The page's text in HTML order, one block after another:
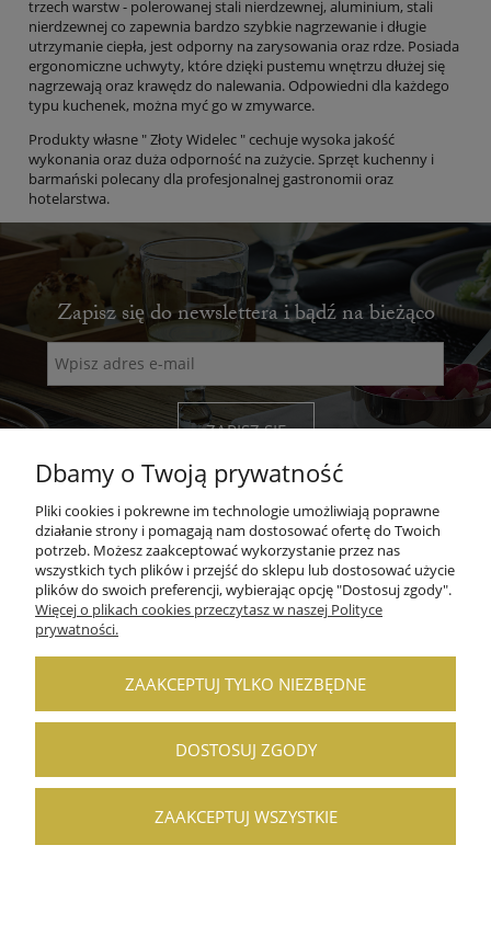
trzech warstw - polerowanej stali nierdzewnej, aluminium, stali
nierdzewnej co zapewnia bardzo szybkie nagrzewanie i długie
utrzymanie ciepła, jest odporny na zarysowania oraz rdze. Posiada
ergonomiczne uchwyty, które dzięki pustemu wnętrzu dłużej się
nagrzewają oraz krawędz do nalewania. Odpowiedni dla każdego
typu kuchenek, można myć go w zmywarce.
Produkty własne " Złoty Widelec " cechuje wysoka jakość
wykonania oraz duża odporność na zużycie. Sprzęt kuchenny i
barmański polecany dla profesjonalnej gastronomii oraz
hotelarstwa.
Zapisz się do newslettera i bądź na bieżąco
ZAPISZ SIĘ
POMOC
PŁATNOŚCI I DOSTAWA
INFORMACJE
O NAS
Dbamy o Twoją prywatność
Pliki cookies i pokrewne im technologie umożliwiają poprawne
działanie strony i pomagają nam dostosować ofertę do Twoich
potrzeb. Możesz zaakceptować wykorzystanie przez nas
wszystkich tych plików i przejść do sklepu lub dostosować użycie
plików do swoich preferencji, wybierając opcję "Dostosuj zgody".
Więcej o plikach cookies przeczytasz w naszej Polityce
prywatności.
ZAAKCEPTUJ TYLKO NIEZBĘDNE
DOSTOSUJ ZGODY
ZAAKCEPTUJ WSZYSTKIE